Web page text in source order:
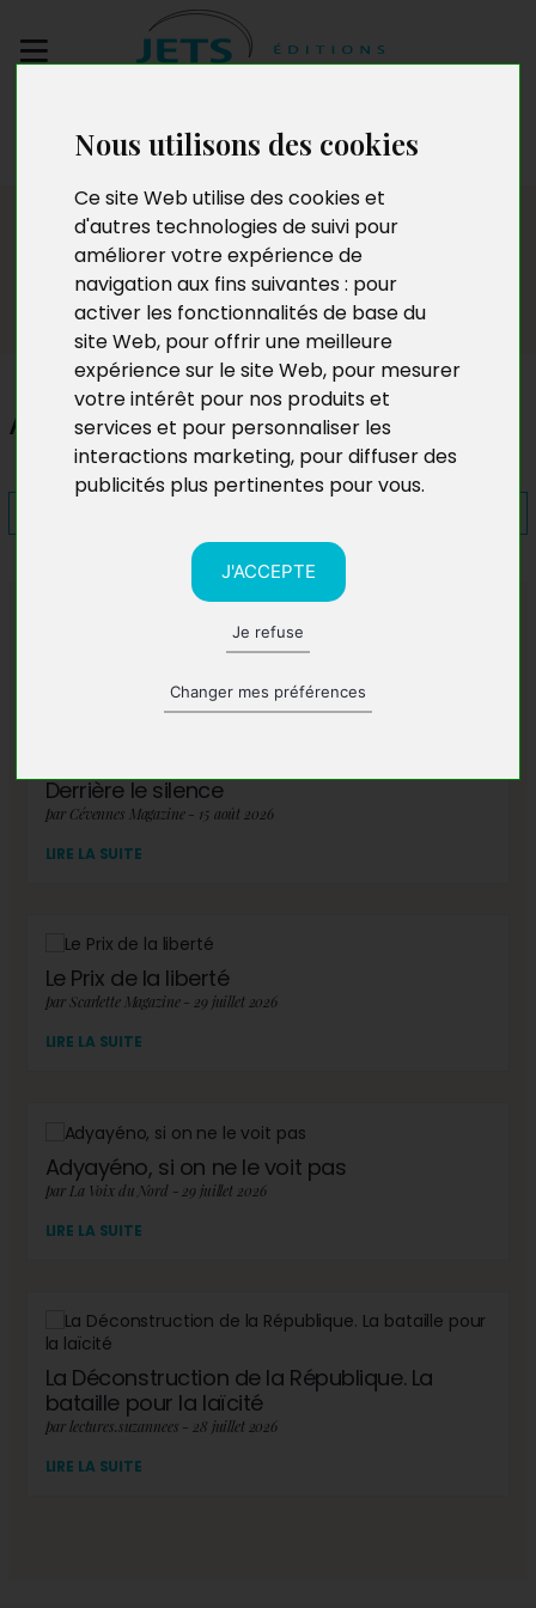
Nous utilisons des cookies
Ce site Web utilise des cookies et
d'autres technologies de suivi pour
améliorer votre expérience de
navigation aux fins suivantes : pour
activer les fonctionnalités de base du
site Web, pour offrir une meilleure
expérience sur le site Web, pour mesurer
votre intérêt pour nos produits et
services et pour personnaliser les
interactions marketing, pour diffuser des
publicités plus pertinentes pour vous.
J'ACCEPTE
Je refuse
Changer mes préférences
manuscrit
Presse
Antifétiche
A lire également
Derrière le silence
par Cévennes Magazine - 15 août 2026
LIRE LA SUITE
Le Prix de la liberté
par Scarlette Magazine - 29 juillet 2026
LIRE LA SUITE
Adyayéno, si on ne le voit pas
par La Voix du Nord - 29 juillet 2026
LIRE LA SUITE
La Déconstruction de la République. La
bataille pour la laïcité
par lectures.suzannees - 28 juillet 2026
LIRE LA SUITE